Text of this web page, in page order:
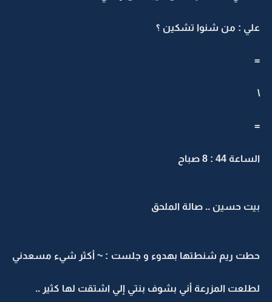
علي : من شنوا تشكين ؟
=
\
=
الساعة 44 : 8 صباح
بيت حسين .. صالة الملحق
حطت ريم شنطتها بهدوء و جلست : ~ أكثر شيء مسعدني
لطلعت المزرعة أني بشوف بنتي إلي اشتقت لها كثير ..